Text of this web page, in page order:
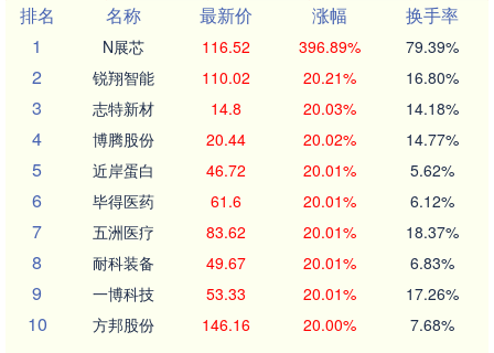
排名
名称 最新价 涨幅
换手率
1
N展芯 116.52 396.89% 79.39%
2 锐翔智能 110.02 20.21% 16.80%
3 志特新材 14.8 20.03% 14.18%
4 博腾股份 20.44 20.02% 14.77%
5 近岸蛋白 46.72 20.01% 5.62%
6 毕得医药 61.6 20.01% 6.12%
7 五洲医疗 83.62 20.01% 18.37%
8 耐科装备 49.67 20.01% 6.83%
9 一博科技 53.33 20.01% 17.26%
10 方邦股份 146.16 20.00% 7.68%